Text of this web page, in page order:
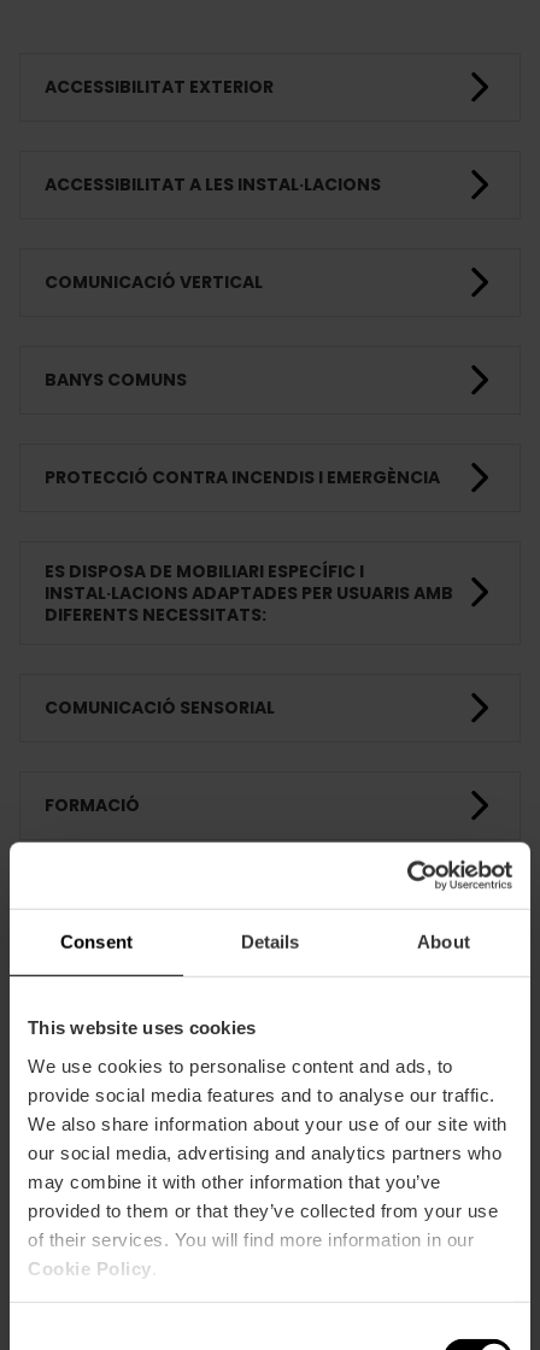
Consent Details About
This website uses cookies
We use cookies to personalise content and ads, to
provide social media features and to analyse our traffic.
We also share information about your use of our site with
our social media, advertising and analytics partners who
may combine it with other information that you’ve
provided to them or that they’ve collected from your use
of their services. You will find more information in our
Cookie Policy
ACCESSIBILITAT EXTERIOR
ACCESSIBILITAT A LES INSTAL·LACIONS
COMUNICACIÓ VERTICAL
BANYS COMUNS
PROTECCIÓ CONTRA INCENDIS I EMERGÈNCIA
ES DISPOSA DE MOBILIARI ESPECÍFIC I
INSTAL·LACIONS ADAPTADES PER USUARIS AMB
DIFERENTS NECESSITATS:
COMUNICACIÓ SENSORIAL
FORMACIÓ
CLIENTS
Com arribar
Avenida Cortes Valencianas, 59